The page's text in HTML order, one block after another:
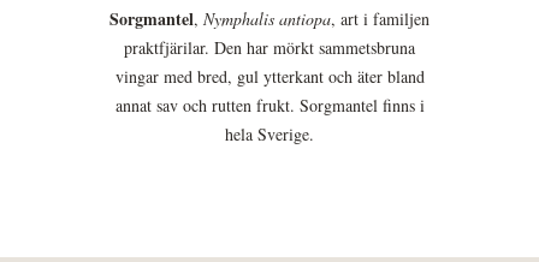
Sorgmantel, Nymphalis antiopa, art i familjen
praktfjärilar. Den har mörkt sammetsbruna
vingar med bred, gul ytterkant och äter bland
annat sav och rutten frukt. Sorgmantel finns i
hela Sverige.